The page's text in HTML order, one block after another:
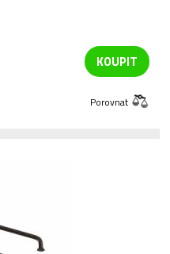
KOUPIT
Porovnat